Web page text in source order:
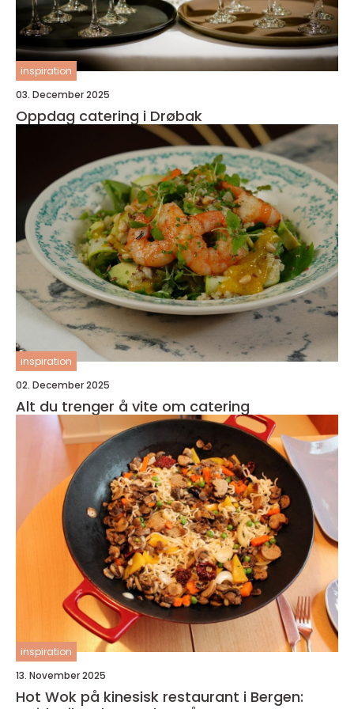
inspiration
03. December 2025
Oppdag catering i Drøbak
inspiration
02. December 2025
Alt du trenger å vite om catering
inspiration
13. November 2025
Hot Wok på kinesisk restaurant i Bergen: